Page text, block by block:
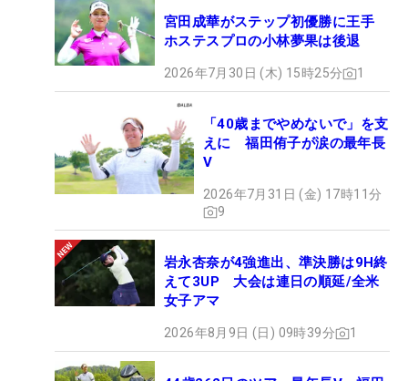
断があって、再開後の14番ホールでもバーディ。気
持ちを切らすことなくできました。カギとなるホー
ルは6番と17番ですかね。アプローチとパッティン
グが大事になってくる。あす以降、自分が持つイメ
ージをコースと対峙させながら、プロセスを大切
に。優勝を目指します」
■石川怜奈（2アンダー：10位タイ）※広島県出身
「きょうは中断もありましたが、長くは感じなかっ
たです。2021年大会では優勝しましたが、優勝経験
者という意識は全くしていない。一番は、地元なの
で頑張りたいという思いが強いですね。あすは60台
宮田成華がステップ初優勝に王手
ホステスプロの小林夢果は後退
2026年7月30日 (木) 15時25分 1
「40歳までやめないで」を支
えに 福田侑子が涙の最年長
V
2026年7月31日 (金) 17時11分
9
岩永杏奈が4強進出、準決勝は9H終
えて3UP 大会は連日の順延/全米
女子アマ
2026年8月9日 (日) 09時39分 1